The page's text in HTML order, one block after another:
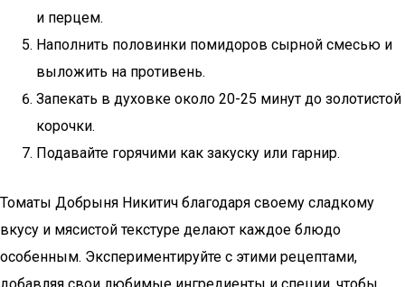
и перцем.
Наполнить половинки помидоров сырной смесью и
выложить на противень.
Запекать в духовке около 20-25 минут до золотистой
корочки.
Подавайте горячими как закуску или гарнир.
Томаты Добрыня Никитич благодаря своему сладкому
вкусу и мясистой текстуре делают каждое блюдо
особенным. Экспериментируйте с этими рецептами,